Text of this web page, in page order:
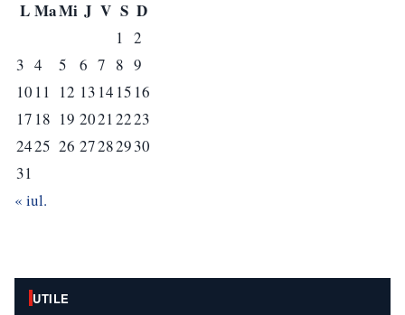
L MaMi J V S D
1
2
3 4 5 6 7 8 9
10 11 12 13 14 15 16
17 18 19 2021 2223
2425 26 27282930
31
« iul.
UTILE